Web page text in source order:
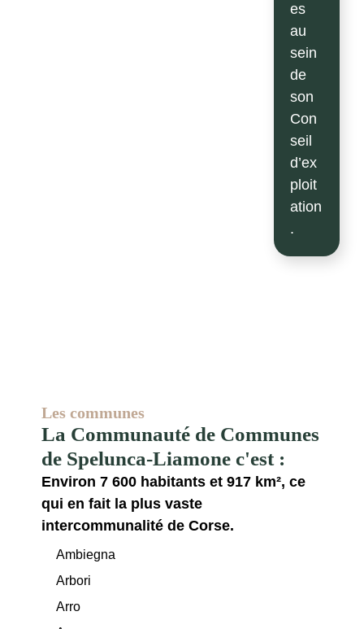
es
au
sein
de
son
Con
seil
d’ex
ploit
ation
.
Les communes
La Communauté de Communes
de Spelunca-Liamone c'est :
Environ 7 600 habitants et 917 km², ce
qui en fait la plus vaste
intercommunalité de Corse.
Ambiegna
Arbori
Arro